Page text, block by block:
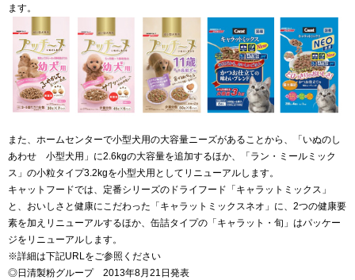
ます。
また、ホームセンターで小型犬用の大容量ニーズがあることから、「いぬのし
あわせ 小型犬用」に2.6kgの大容量を追加するほか、「ラン・ミールミック
ス」の小粒タイプ3.2kgを小型犬用としてリニューアルします。
キャットフードでは、定番シリーズのドライフード「キャラットミックス」
と、おいしさと健康にこだわった「キャラットミックスネオ」に、2つの健康要
素を加えリニューアルするほか、缶詰タイプの「キャラット・旬」はパッケー
ジをリニューアルします。
※詳細は下記URLをご参照ください
◎日清製粉グループ 2013年8月21日発表